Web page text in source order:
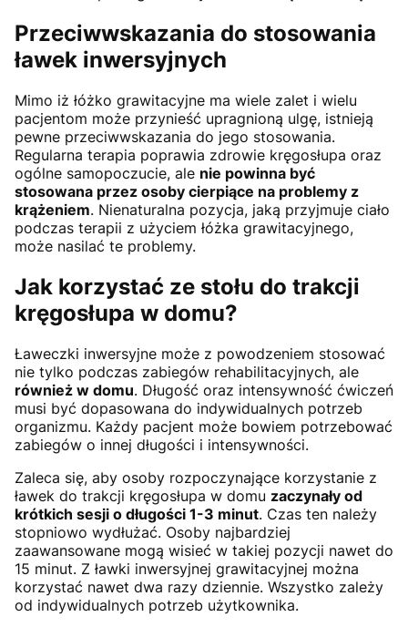
Przeciwwskazania do stosowania
ławek inwersyjnych
Mimo iż łóżko grawitacyjne ma wiele zalet i wielu
pacjentom może przynieść upragnioną ulgę, istnieją
pewne przeciwwskazania do jego stosowania.
Regularna terapia poprawia zdrowie kręgosłupa oraz
ogólne samopoczucie, ale nie powinna być
stosowana przez osoby cierpiące na problemy z
krążeniem. Nienaturalna pozycja, jaką przyjmuje ciało
podczas terapii z użyciem łóżka grawitacyjnego,
może nasilać te problemy.
Jak korzystać ze stołu do trakcji
kręgosłupa w domu?
Ławeczki inwersyjne może z powodzeniem stosować
nie tylko podczas zabiegów rehabilitacyjnych, ale
również w domu. Długość oraz intensywność ćwiczeń
musi być dopasowana do indywidualnych potrzeb
organizmu. Każdy pacjent może bowiem potrzebować
zabiegów o innej długości i intensywności.
Zaleca się, aby osoby rozpoczynające korzystanie z
ławek do trakcji kręgosłupa w domu zaczynały od
krótkich sesji o długości 1-3 minut. Czas ten należy
stopniowo wydłużać. Osoby najbardziej
zaawansowane mogą wisieć w takiej pozycji nawet do
15 minut. Z ławki inwersyjnej grawitacyjnej można
korzystać nawet dwa razy dziennie. Wszystko zależy
od indywidualnych potrzeb użytkownika.